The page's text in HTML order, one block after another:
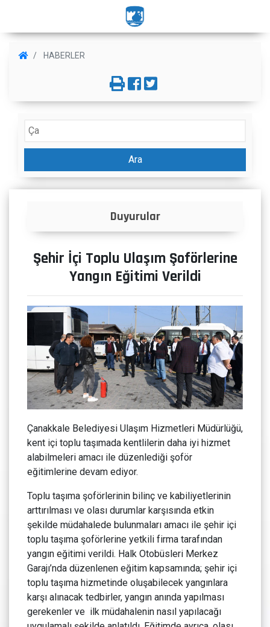
HABERLER
Ara
Şehir İçi Toplu Ulaşım Şoförlerine
Yangın Eğitimi Verildi
Çanakkale Belediyesi Ulaşım Hizmetleri Müdürlüğü,
kent içi toplu taşımada kentlilerin daha iyi hizmet
alabilmeleri amacı ile düzenlediği şoför
eğitimlerine devam ediyor.
Toplu taşıma şoförlerinin bilinç ve kabiliyetlerinin
arttırılması ve olası durumlar karşısında etkin
şekilde müdahalede bulunmaları amacı ile şehir içi
toplu taşıma şoförlerine yetkili firma tarafından
yangın eğitimi verildi. Halk Otobüsleri Merkez
Garajı’nda düzenlenen eğitim kapsamında; şehir içi
toplu taşıma hizmetinde oluşabilecek yangınlara
karşı alınacak tedbirler, yangın anında yapılması
gerekenler ve ilk müdahalenin nasıl yapılacağı